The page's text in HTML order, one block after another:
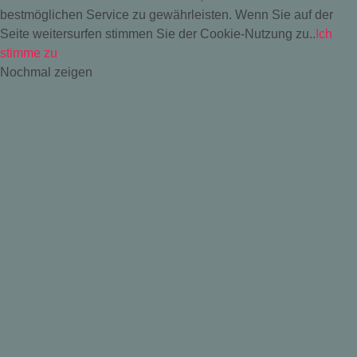
bestmöglichen Service zu gewährleisten. Wenn Sie auf der
Seite weitersurfen stimmen Sie der Cookie-Nutzung zu.. Ich
stimme zu
Nochmal zeigen